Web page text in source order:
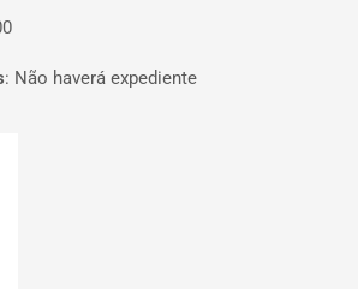
: Não haverá expediente